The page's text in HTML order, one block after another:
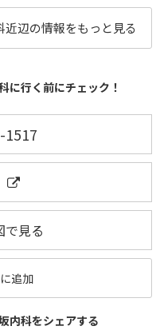
辺の情報をもっと見る
行く前にチェック！
1517
で見る
追加
科をシェアする